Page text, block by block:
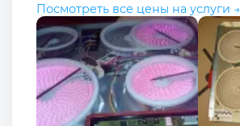
Посмотреть все цены на услуги →